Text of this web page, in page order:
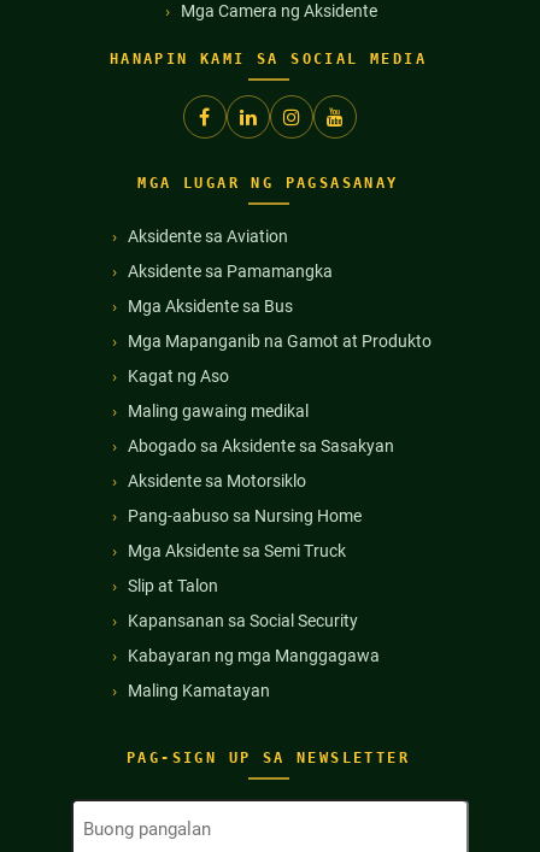
Mga Camera ng Aksidente
HANAPIN KAMI SA SOCIAL MEDIA
PAG-SIGN UP SA NEWSLETTER
Buong
MGA LUGAR NG PAGSASANAY
Aksidente sa Aviation
Aksidente sa Pamamangka
Mga Aksidente sa Bus
Mga Mapanganib na Gamot at Produkto
Kagat ng Aso
Maling gawaing medikal
Abogado sa Aksidente sa Sasakyan
Aksidente sa Motorsiklo
Pang-aabuso sa Nursing Home
Mga Aksidente sa Semi Truck
Slip at Talon
Kapansanan sa Social Security
Kabayaran ng mga Manggagawa
Maling Kamatayan